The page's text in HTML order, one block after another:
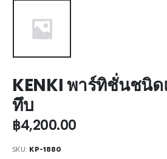
KENKI พาร์ทิชั่นชนิด
ทึบ
฿4,200.00
SKU: KP-1880